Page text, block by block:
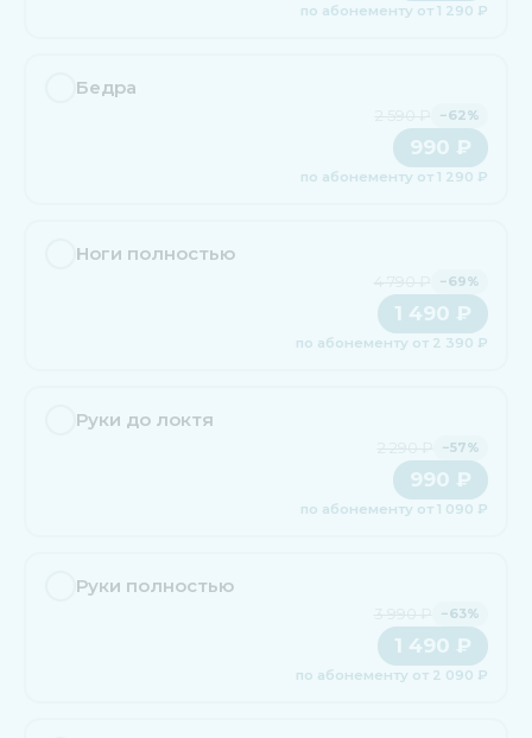
по абонементу от 1 290 ₽
Бедра
−62%
990 ₽
по абонементу от 1 290 ₽
Ноги полностью
−69%
1 490 ₽
по абонементу от 2 390 ₽
Руки до локтя
−57%
990 ₽
по абонементу от 1 090 ₽
Руки полностью
−63%
1 490 ₽
по абонементу от 2 090 ₽